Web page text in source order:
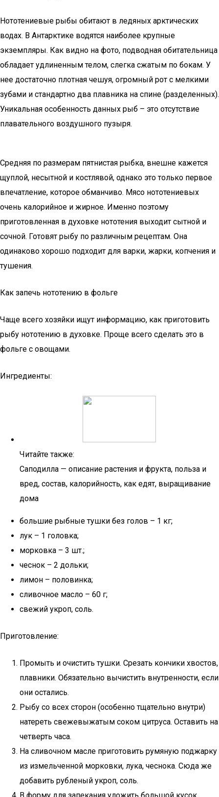
Нототениевые рыбы обитают в ледяных арктических
водах. В Антарктике водятся наиболее крупные
экземпляры. Как видно на фото, подводная обитательница
обладает удлиненным телом, слегка сжатым по бокам. У
нее достаточно плотная чешуя, огромный рот с мелкими
зубами и стандартно два плавника на спине (разделенных).
Уникальная особенность данных рыб – это отсутствие
плавательного воздушного пузыря.
Средняя по размерам пятнистая рыбка, внешне кажется
щуплой, несытной и костлявой, однако это только первое
впечатление, которое обманчиво. Мясо нототениевых
очень калорийное и жирное. Именно поэтому
приготовленная в духовке нототения выходит сытной и
сочной. Готовят рыбу по различным рецептам. Она
одинаково хорошо подходит для варки, жарки, копчения и
тушения.
Как запечь нототению в фольге
Чаще всего хозяйки ищут информацию, как приготовить
рыбу нототению в духовке. Проще всего сделать это в
фольге с овощами.
Ингредиенты:
Читайте также:
Саподилла — описание растения и фрукта, польза и
вред, состав, калорийность, как едят, выращивание
дома
большие рыбные тушки без голов – 1 кг;
лук – 1 головка;
морковка – 3 шт.;
чеснок – 2 дольки;
лимон – половинка;
сливочное масло – 60 г;
свежий укроп, соль.
Приготовление:
Промыть и очистить тушки. Срезать кончики хвостов,
плавники. Обязательно вычистить внутренности, если
они остались.
Рыбу со всех сторон (особенно тщательно внутри)
натереть свежевыжатым соком цитруса. Оставить на
четверть часа.
На сливочном масле приготовить румяную поджарку
из измельченной морковки, лука, чеснока. Сюда же
добавить рубленый укроп, соль.